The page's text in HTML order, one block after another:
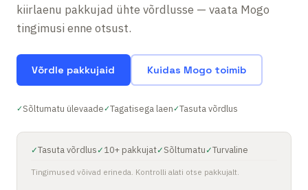
kiirlaenu pakkujad ühte võrdlusse — vaata Mogo
tingimusi enne otsust.
Võrdle pakkujaid Kuidas Mogo toimib
✓Sõltumatu ülevaade✓Tagatisega laen✓Tasuta võrdlus
✓Tasuta võrdlus ✓ 10+ pakkujat✓Sõltumatu ✓Turvaline
Tingimused võivad erineda. Kontrolli alati otse pakkujalt.